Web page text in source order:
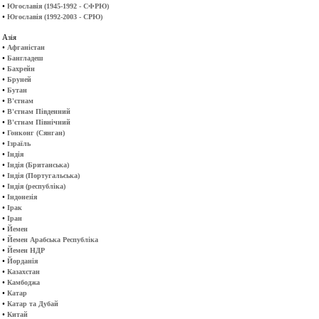
• Югославія (1945-1992 - СФРЮ)
• Югославія (1992-2003 - СРЮ)
Азія
• Афганістан
• Бангладеш
• Бахрейн
• Бруней
• Бутан
• В'єтнам
• В'єтнам Південний
• В'єтнам Північний
• Гонконг (Сянган)
• Ізраїль
• Індія
• Індія (Британська)
• Індія (Португальська)
• Індія (республіка)
• Індонезія
• Ірак
• Іран
• Йемен
• Йемен Арабська Республіка
• Йемен НДР
• Йорданія
• Казахстан
• Камбоджа
• Катар
• Катар та Дубай
• Китай